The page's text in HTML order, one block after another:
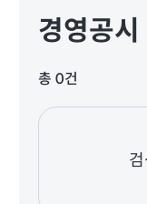
경영공시
총 0건